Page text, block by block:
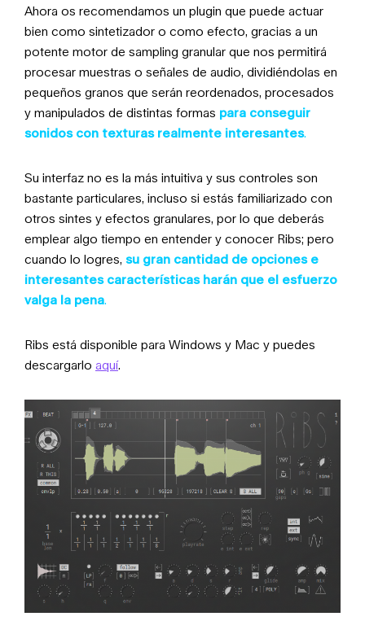
Ahora os recomendamos un plugin que puede actuar
bien como sintetizador o como efecto, gracias a un
potente motor de sampling granular que nos permitirá
procesar muestras o señales de audio, dividiéndolas en
pequeños granos que serán reordenados, procesados
y manipulados de distintas formas para conseguir
sonidos con texturas realmente interesantes.
Su interfaz no es la más intuitiva y sus controles son
bastante particulares, incluso si estás familiarizado con
otros sintes y efectos granulares, por lo que deberás
emplear algo tiempo en entender y conocer Ribs; pero
cuando lo logres, su gran cantidad de opciones e
interesantes características harán que el esfuerzo
valga la pena.
Ribs está disponible para Windows y Mac y puedes
descargarlo aquí.